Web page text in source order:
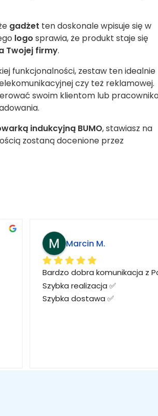
gadżet ten doskonale wpisuje się w
logo sprawia, że produkt staje się
Twojej firmy.
funkcjonalności, zestaw ten idealnie
czy też reklamowej.
swoim klientom lub
indukcyjną BUMO, stawiasz na
zostaną docenione przez
Marcin M.
Bardzo dobra komunikacja z
Szybka realizacja ✅
Szybka dostawa ✅